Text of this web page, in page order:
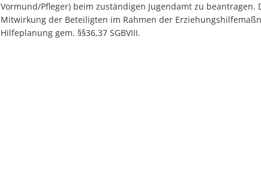
Vormund/Pfleger) beim zuständigen Jugendamt zu beantragen.
Mitwirkung der Beteiligten im Rahmen der
Hilfeplanung gem. §§36,37 SGBVIII.